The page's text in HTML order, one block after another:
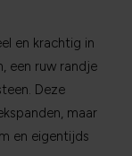
en krachtig in
een ruw randje
Deze
maar
en eigentijds